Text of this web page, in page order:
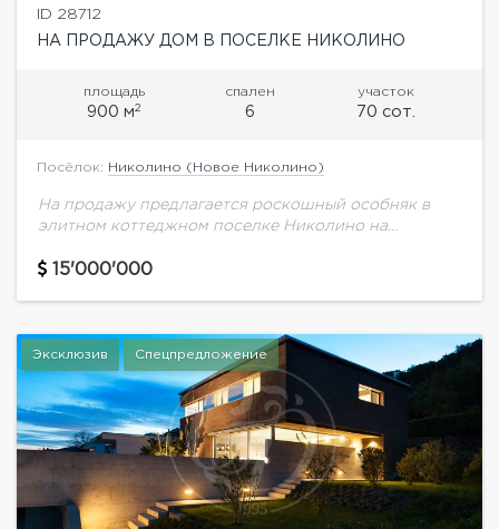
ID 28712
НА ПРОДАЖУ ДОМ В ПОСЕЛКЕ НИКОЛИНО
площадь
900 м2
спален
6
участок
70 сот.
Посёлок: Николино (Новое Николино)
На продажу предлагается роскошный особняк в
элитном коттеджном поселке Николино на
шикарном участке с красивым видом на лес. На
15'000'000
Эксклюзив Спецпредложение